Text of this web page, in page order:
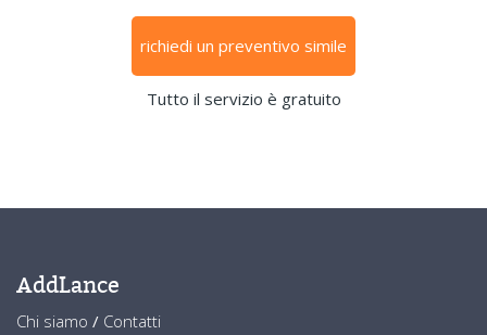
richiedi un preventivo simile
Tutto il servizio è gratuito
AddLance
Chi siamo / Contatti